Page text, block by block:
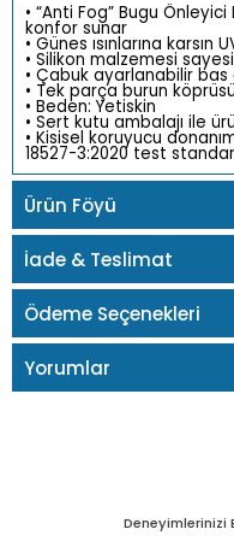
• “Anti Fog” Bugu
konfor sunar
• Günes ısınlarına karsın
• Silikon malzemesi
• Çabuk ayarlanabilir bas
• Tek parça burun köprüsü
• Beden: Yetiskin
• Sert kutu ambalajı ile
• Kisisel koruyucu
18527-3:2020 test
Ürün Föyü
İade & Teslimat
Ödeme Seçenekleri
Yorumlar
Deneyimlerinizi